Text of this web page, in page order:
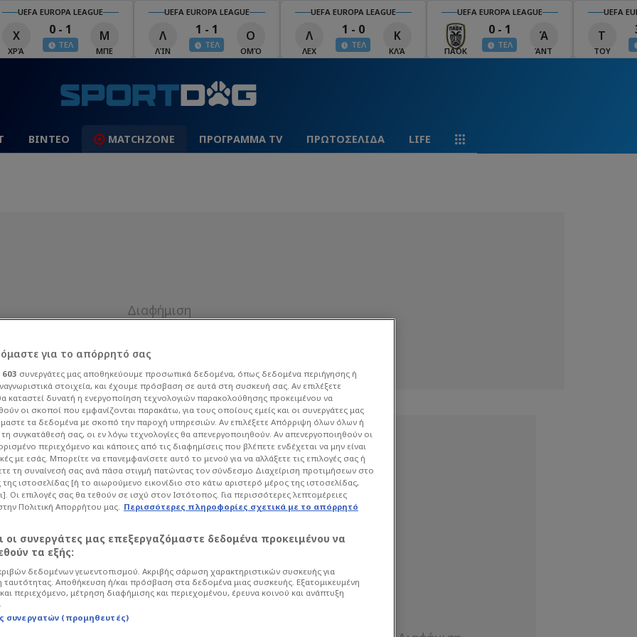
UEFA EUROPA LEAGUE
Χ
ΧΡΆ
0 - 1
ΤΕΛ
Μ
ΜΠΕ
UEFA EUROPA LEAGUE
Λ
ΛΊΝ
1 - 1
ΤΕΛ
Ο
ΟΜΌ
UEFA EUROPA LEAGUE
Λ
ΛΕΧ
1 - 0
ΤΕΛ
Κ
ΚΛΆ
UEFA EUROPA LEAGUE
ΠΑΟΚ
0 - 1
ΤΕΛ
Ά
ΆΝΤ
UEFA
Τ
ΤΟΥ
ΒΙΝΤΕΟ MATCHZONE ΠΡΟΓΡΑΜΜΑ TV ΠΡΩΤΟΣΕΛΙΔΑ LIFE
1,1
στο πλαίσιο της εφαρμογής του
τους τηλεοπτικούς οργανισμούς
τους για την ενίσχυση της εγχώριας
για το απόρρητό σας
603 συνεργάτες μας αποθηκεύουμε προσωπικά δεδομένα, όπως δεδομένα περιήγησης ή
στοιχεία, και έχουμε πρόσβαση σε αυτά στη συσκευή σας. Αν επιλέξετε
καταστεί δυνατή η ενεργοποίηση τεχνολογιών παρακολούθησης προκειμένου να
οι σκοποί που εμφανίζονται παρακάτω, για τους οποίους εμείς και οι συνεργάτες μας
τα δεδομένα με σκοπό την παροχή υπηρεσιών. Αν επιλέξετε Απόρριψη όλων όλων ή
συγκατάθεσή σας, οι εν λόγω τεχνολογίες θα απενεργοποιηθούν. Αν απενεργοποιηθούν οι
περιεχόμενο και κάποιες από τις διαφημίσεις που βλέπετε ενδέχεται να μην είναι
με εσάς. Μπορείτε να επανεμφανίσετε αυτό το μενού για να αλλάξετε τις επιλογές σας ή
τη συναίνεσή σας ανά πάσα στιγμή πατώντας τον σύνδεσμο Διαχείριση προτιμήσεων στο
ιστοσελίδας [ή το αιωρούμενο εικονίδιο στο κάτω αριστερό μέρος της ιστοσελίδας,
Οι επιλογές σας θα τεθούν σε ισχύ στον Ιστότοπος. Για περισσότερες λεπτομέρειες
Πολιτική Απορρήτου μας. Περισσότερες πληροφορίες σχετικά με το απόρρητό
οι συνεργάτες μας επεξεργαζόμαστε δεδομένα προκειμένου να
τα εξής:
δεδομένων γεωεντοπισμού. Ακριβής σάρωση χαρακτηριστικών συσκευής για
ταυτότητας. Αποθήκευση ή/και πρόσβαση στα δεδομένα μιας συσκευής. Εξατομικευμένη
περιεχόμενο, μέτρηση διαφήμισης και περιεχομένου, έρευνα κοινού και ανάπτυξη
συνεργατών (προμηθευτές)